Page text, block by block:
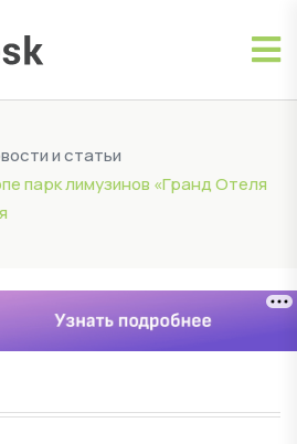
и статьи
парк лимузинов «Гранд Отеля